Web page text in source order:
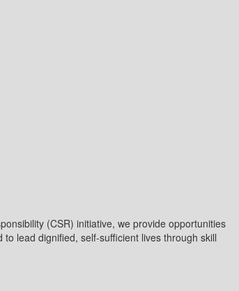
(CSR) initiative, we provide opportunities
lead dignified, self-sufficient lives through skill